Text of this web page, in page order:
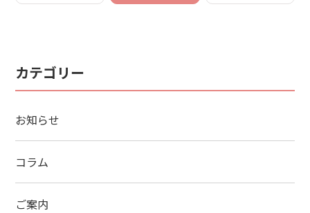
カテゴリー
お知らせ
コラム
ご案内